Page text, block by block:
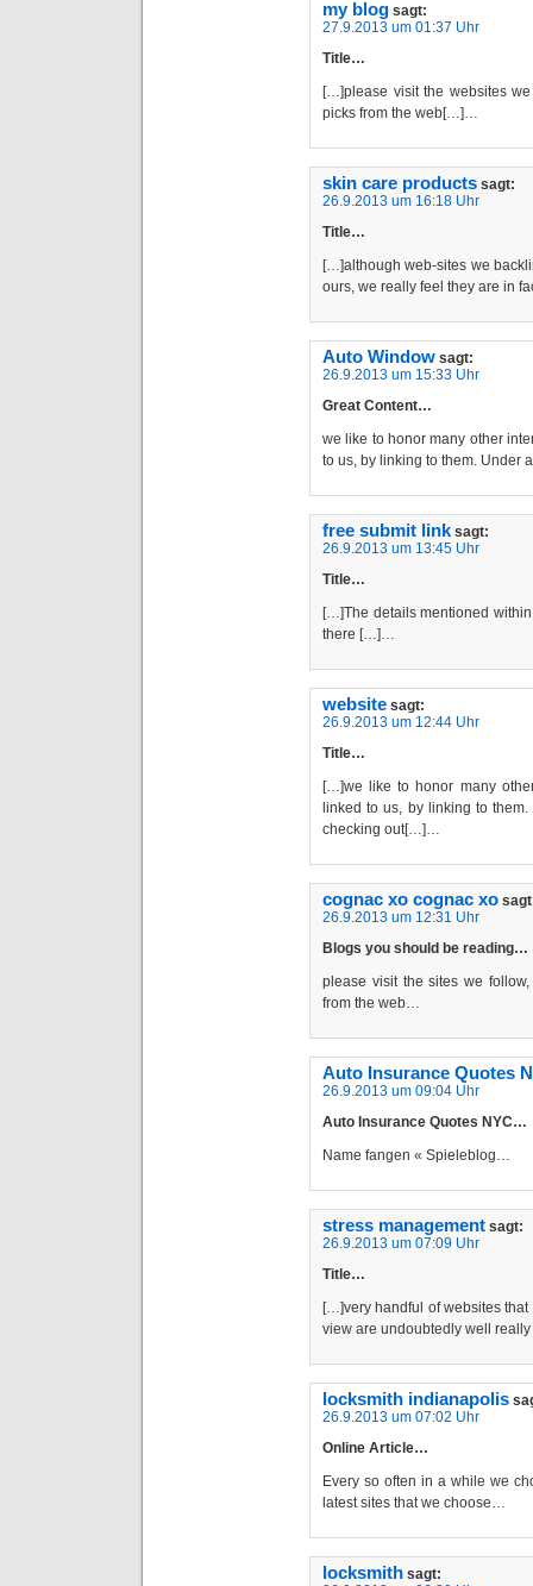
my blog sagt:
27.9.2013 um 01:37 Uhr
Title…
[…]please visit the websites
picks from the web[…]…
skin care products sagt:
26.9.2013 um 16:18 Uhr
Title…
[…]although web-sites we
ours, we really feel they are in
Auto Window sagt:
26.9.2013 um 15:33 Uhr
Great Content…
we like to honor many other
to us, by linking to them. Under
free submit link sagt:
26.9.2013 um 13:45 Uhr
Title…
[…]The details mentioned
there […]…
website sagt:
26.9.2013 um 12:44 Uhr
Title…
[…]we like to honor many
linked to us, by linking to
checking out[…]…
cognac xo cognac xo
26.9.2013 um 12:31 Uhr
Blogs you should be reading…
please visit the sites we
from the web…
Auto Insurance Quotes
26.9.2013 um 09:04 Uhr
Auto Insurance Quotes NYC…
Name fangen « Spieleblog…
stress management sagt:
26.9.2013 um 07:09 Uhr
Title…
[…]very handful of websites
view are undoubtedly well
locksmith indianapolis
26.9.2013 um 07:02 Uhr
Online Article…
Every so often in a while we
latest sites that we choose…
locksmith sagt: